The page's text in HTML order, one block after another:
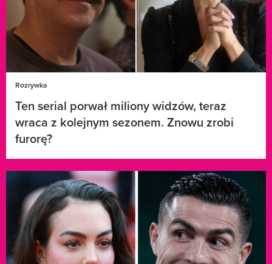
Rozrywka
Ten serial porwał miliony widzów, teraz
wraca z kolejnym sezonem. Znowu zrobi
furorę?